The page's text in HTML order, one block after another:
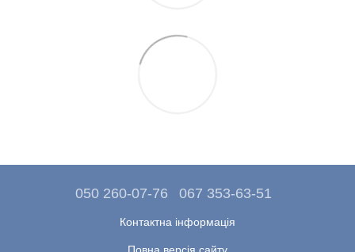
050 260-07-76 067 353-63-51
Контактна інформація
Повна версія сайту